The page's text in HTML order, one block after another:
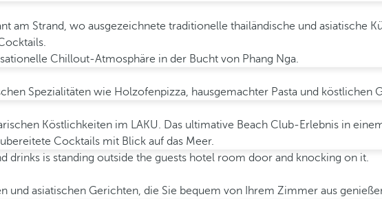
am Strand, wo ausgezeichnete traditionelle thailändische und asiatische
Chillout-Atmosphäre in der Bucht von Phang Nga.
Spezialitäten wie Holzofenpizza, hausgemachter Pasta und köstlichen
Köstlichkeiten im LAKU. Das ultimative Beach Club-Erlebnis in
Cocktails mit Blick auf das Meer.
und asiatischen Gerichten, die Sie bequem von Ihrem Zimmer aus